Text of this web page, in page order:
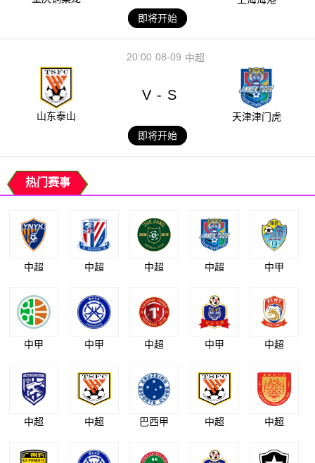
即将开始
08-09
20:00 中超
山东泰山
V - S
天津津门虎
即将开始
热门赛事
中超 中超 中超 中超 中甲
中甲 中甲 中超 中甲 中超
中超 中超 巴西甲 中超 中超